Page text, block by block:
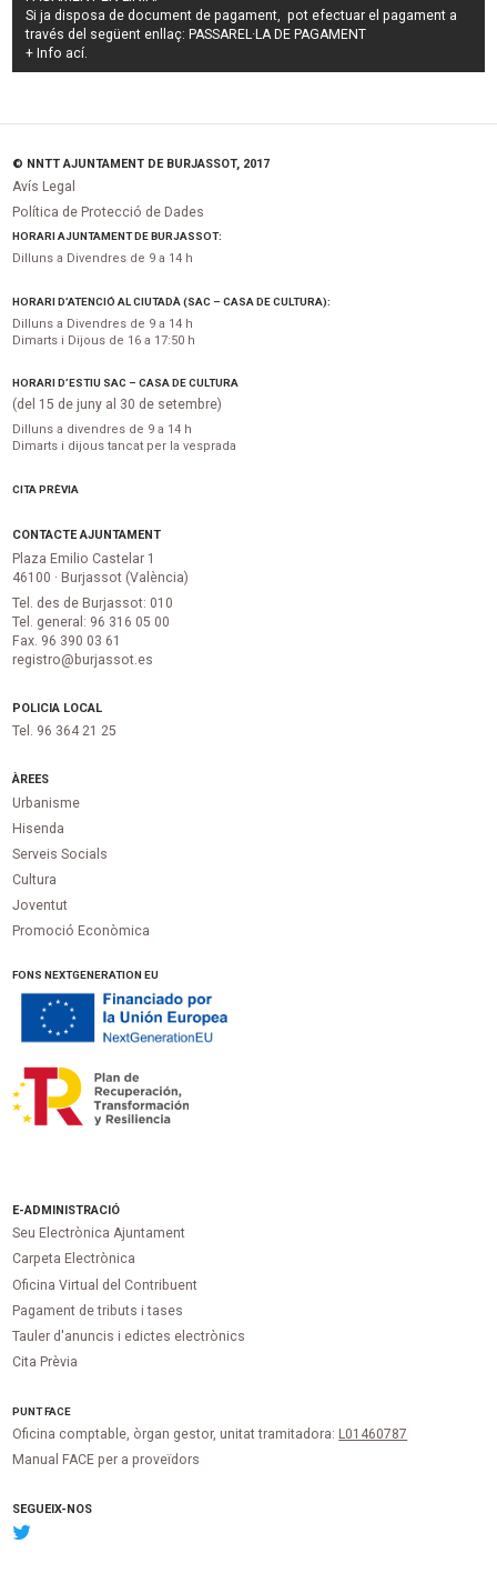
Si ja disposa de document de pagament, pot efectuar el pagament a
través del següent enllaç: PASSAREL·LA DE PAGAMENT
+ Info ací.
© NNTT AJUNTAMENT DE BURJASSOT, 2017
Avís Legal
Política de Protecció de Dades
HORARI AJUNTAMENT DE BURJASSOT:
Dilluns a Divendres de 9 a 14 h
HORARI D’ATENCIÓ AL CIUTADÀ (SAC – CASA DE CULTURA):
Dilluns a Divendres de 9 a 14 h
Dimarts i Dijous de 16 a 17:50 h
HORARI D’ESTIU SAC – CASA DE CULTURA
(del 15 de juny al 30 de setembre)
Dilluns a divendres de 9 a 14 h
Dimarts i dijous tancat per la vesprada
CITA PRÈVIA
CONTACTE AJUNTAMENT
Plaza Emilio Castelar 1
46100 · Burjassot (València)
Tel. des de Burjassot: 010
Tel. general: 96 316 05 00
Fax. 96 390 03 61
registro@burjassot.es
POLICIA LOCAL
Tel. 96 364 21 25
ÀREES
Urbanisme
Hisenda
Serveis Socials
Cultura
Joventut
Promoció Econòmica
FONS NEXTGENERATION EU
E-ADMINISTRACIÓ
Seu Electrònica Ajuntament
Carpeta Electrònica
Oficina Virtual del Contribuent
Pagament de tributs i tases
Tauler d'anuncis i edictes electrònics
Cita Prèvia
PUNTFACE
Oficina comptable, òrgan gestor, unitat tramitadora: L01460787
Manual FACE per a proveïdors
SEGUEIX-NOS